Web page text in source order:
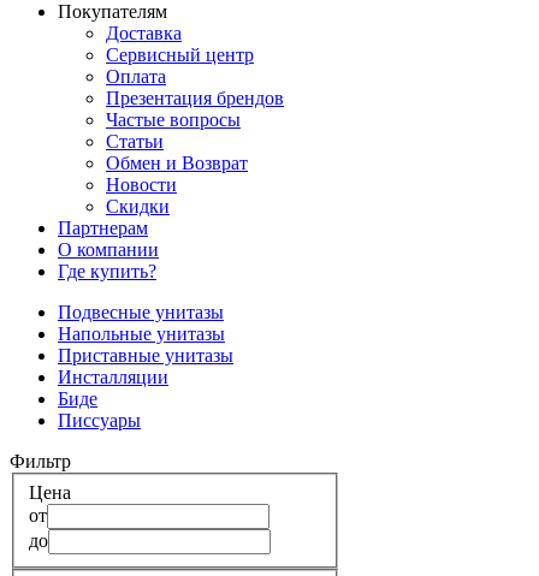
Покупателям
Доставка
Сервисный центр
Оплата
Презентация брендов
Частые вопросы
Статьи
Обмен и Возврат
Новости
Скидки
Партнерам
О компании
Где купить?
Подвесные унитазы
Напольные унитазы
Приставные унитазы
Инсталляции
Биде
Писсуары
Фильтр
Цена
от
до